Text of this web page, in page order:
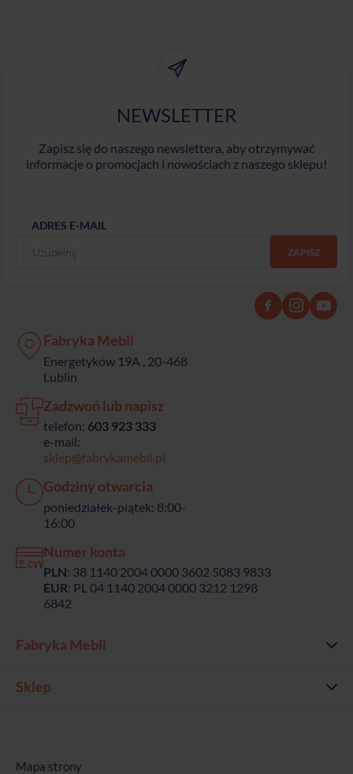
NEWSLETTER
Zapisz się do naszego newslettera, aby otrzymywać
informacje o promocjach i nowościach z naszego sklepu!
ADRES E-MAIL
Fabryka Mebli
Energetyków 19A , 20-468
Lublin
Zadzwoń lub napisz
telefon: 603 923 333
e-mail:
sklep@fabrykamebli.pl
Godziny otwarcia
poniedziałek-piątek: 8:00-
16:00
Numer konta
PLN: 38 1140 2004 0000 3602 5083 9833
EUR: PL 04 1140 2004 0000 3212 1298
6842
Fabryka Mebli
Sklep
Mapa strony